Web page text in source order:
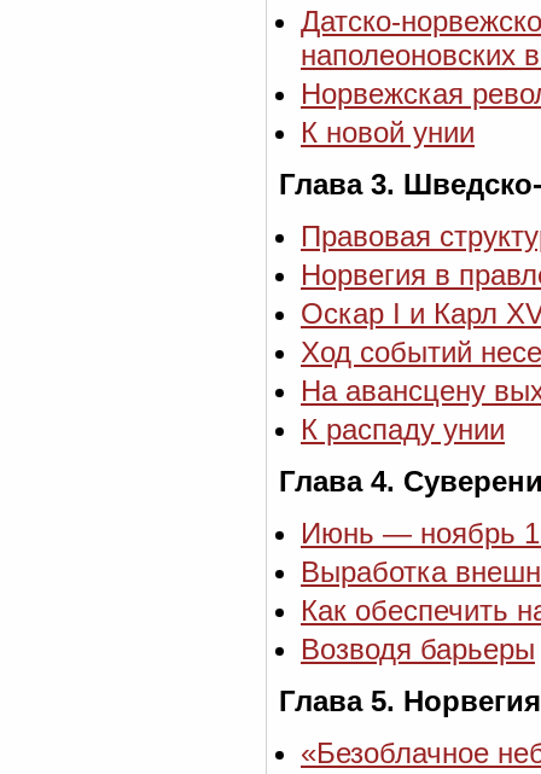
Датско-
наполеоновских
Норвежская
К новой унии
Глава 3.
Правовая
Норвегия в
Оскар I и Карл
Ход событий
На авансцену
К распаду унии
Глава 4.
Июнь — ноябрь
Выработка
Как обеспечить
Возводя барьеры
Глава 5.
«Безоблачное